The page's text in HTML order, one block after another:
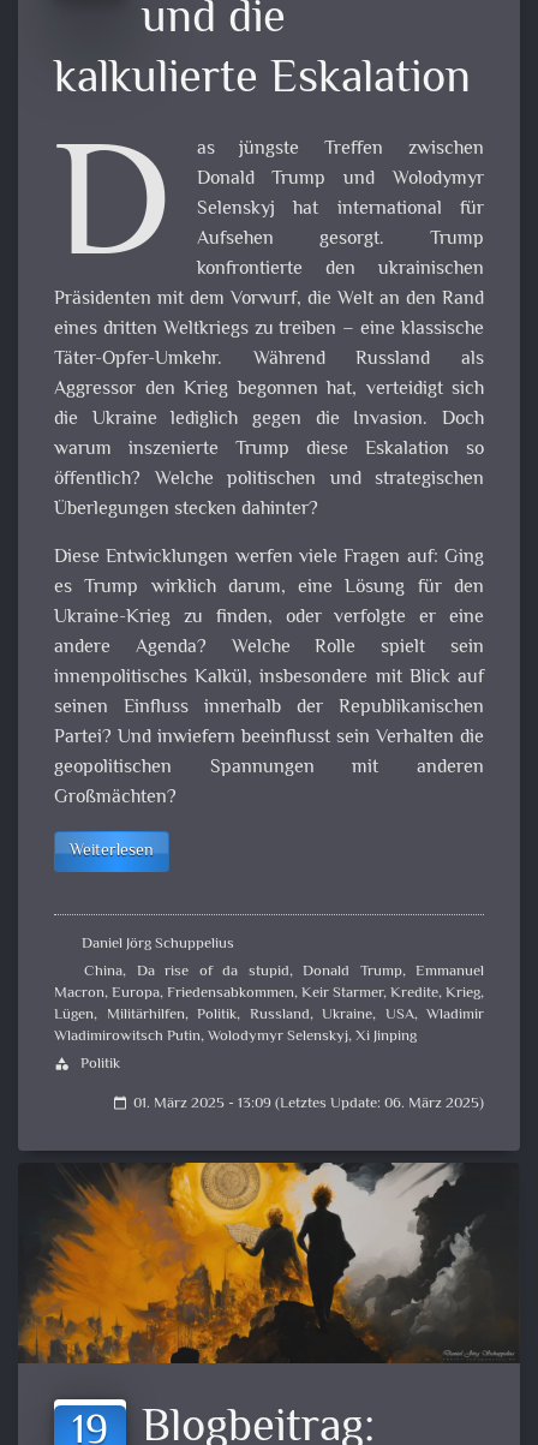
und die
kalkulierte Eskalation
D
as jüngste Treffen zwischen
Donald Trump und Wolodymyr
Selenskyj hat international für
Aufsehen gesorgt. Trump
konfrontierte den ukrainischen
Präsidenten mit dem Vorwurf, die Welt an den Rand
eines dritten Weltkriegs zu treiben – eine klassische
Täter-Opfer-Umkehr. Während Russland als
Aggressor den Krieg begonnen hat, verteidigt sich
die Ukraine lediglich gegen die Invasion. Doch
warum inszenierte Trump diese Eskalation so
öffentlich? Welche politischen und strategischen
Überlegungen stecken dahinter?
Diese Entwicklungen werfen viele Fragen auf: Ging
es Trump wirklich darum, eine Lösung für den
Ukraine-Krieg zu finden, oder verfolgte er eine
andere Agenda? Welche Rolle spielt sein
innenpolitisches Kalkül, insbesondere mit Blick auf
seinen Einfluss innerhalb der Republikanischen
Partei? Und inwiefern beeinflusst sein Verhalten die
geopolitischen Spannungen mit anderen
Großmächten?
Weiterlesen
Daniel Jörg Schuppelius
China, Da rise of da stupid, Donald Trump, Emmanuel
Macron,Europa,Friedensabkommen,Keir Starmer,Kredite,Krieg,
Lügen, Militärhilfen, Politik, Russland, Ukraine, USA, Wladimir
Wladimirowitsch Putin,Wolodymyr Selenskyj,Xi Jinping
category Politik
calendar_today 01. März 2025 - 13:09 (Letztes Update: 06. März 2025)
Blogbeitrag: